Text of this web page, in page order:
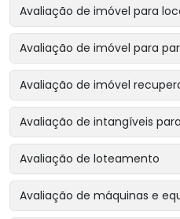
Avaliação de imóvel para
Avaliação de imóvel para
Avaliação de imóvel
Avaliação de intangíveis
Avaliação de loteamento
Avaliação de máquinas e